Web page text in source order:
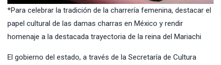
*Para celebrar la tradición de la charrería femenina, destacar el
papel cultural de las damas charras en México y rendir
homenaje a la destacada trayectoria de la reina del Mariachi
El gobierno del estado, a través de la Secretaría de Cultura